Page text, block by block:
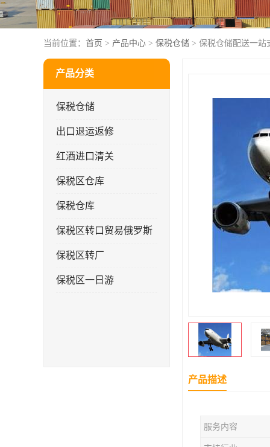
当前位置： 首页 > 产品中心 > 保税仓储 > 保税仓储配送一站
产品分类
保税仓储
出口退运返修
红酒进口清关
保税区仓库
保税仓库
保税区转口贸易俄罗斯
保税区转厂
保税区一日游
产品描述
服务内容